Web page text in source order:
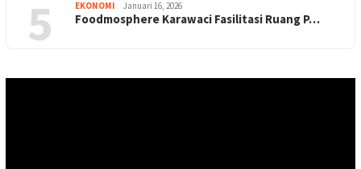
5 EKONOMI Januari 16, 2026
Foodmosphere Karawaci Fasilitasi Ruang P…